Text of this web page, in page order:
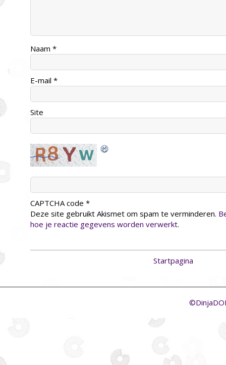
Naam *
E-mail *
Site
CAPTCHA code *
Deze site gebruikt Akismet om spam te verminderen.
hoe je reactie gegevens worden verwerkt.
Startpagina